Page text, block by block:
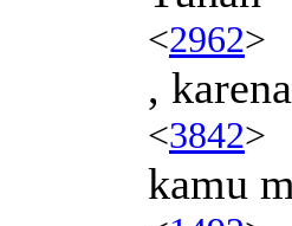
<2962>
, karena
<3842>
kamu